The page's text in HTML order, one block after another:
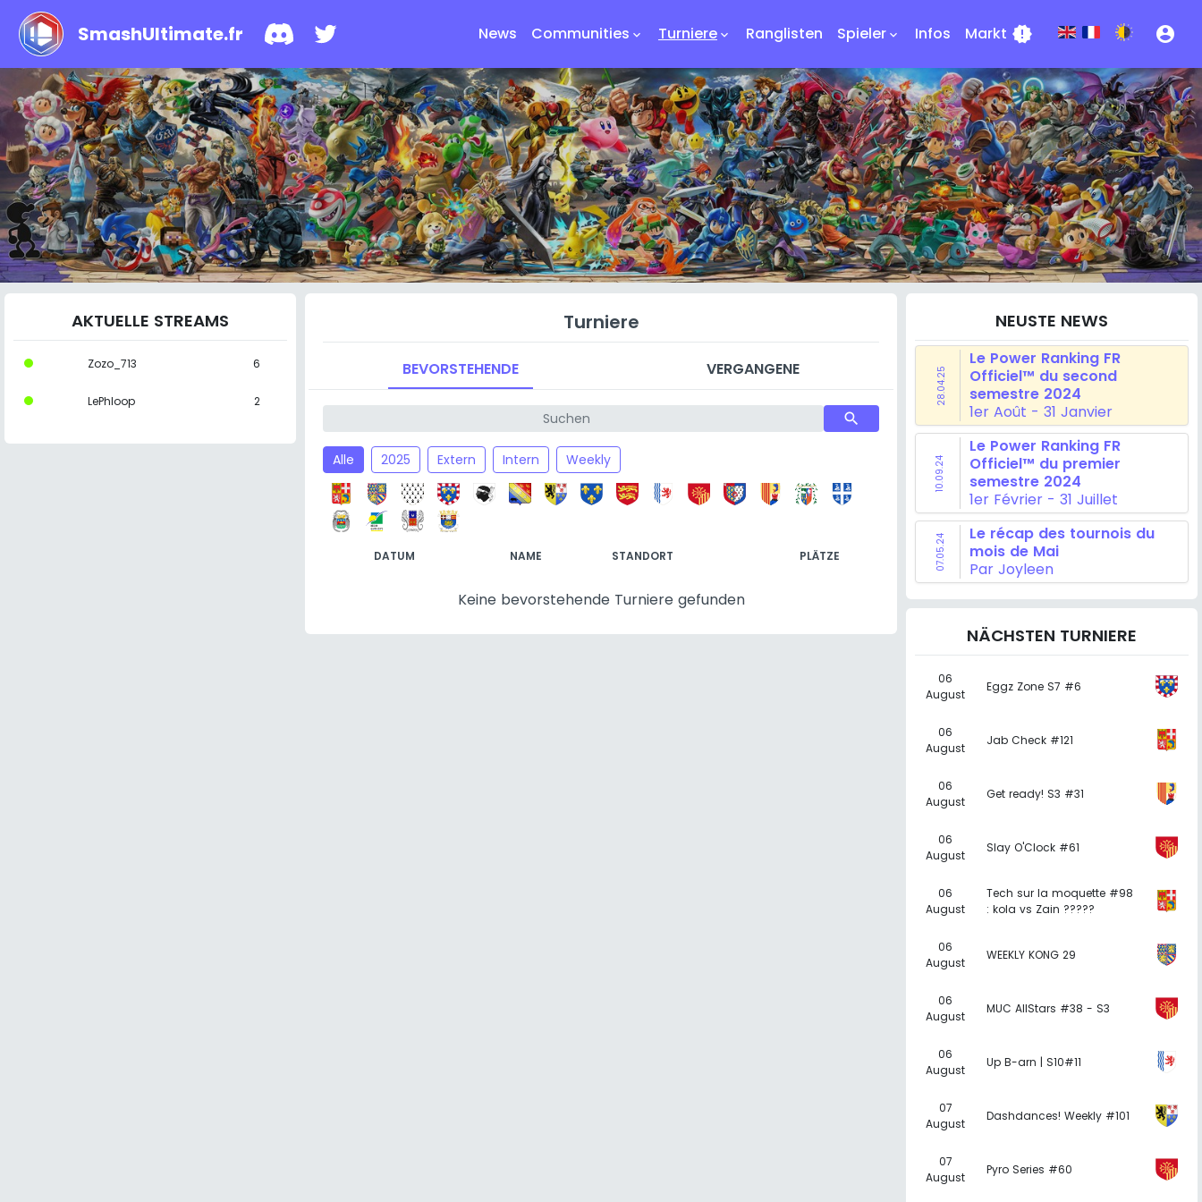
SmashUltimate.fr News Communities keyboard_arrow_down Turniere keyboard_arrow_down Ranglisten Spieler keyboard_arrow_down Infos Markt new_releases account_circle
AKTUELLE STREAMS
Zozo_713 6
LePhloop 2
Turniere
BEVORSTEHENDE VERGANGENE
search
Alle 2025 Extern Intern Weekly
DATUM NAME STANDORT PLÄTZE
Keine bevorstehende Turniere gefunden
NEUSTE NEWS
28.04.25
Le Power Ranking FR
Officiel™ du second
semestre 2024
1er Août - 31 Janvier
10.09.24
Le Power Ranking FR
Officiel™ du premier
semestre 2024
1er Février - 31 Juillet
07.05.24
Le récap des tournois du
mois de Mai
Par Joyleen
NÄCHSTEN TURNIERE
06
August
Eggz Zone S7 #6
06
August
Jab Check #121
06
August
Get ready! S3 #31
06
August
Slay O'Clock #61
06
August
Tech sur la moquette #98
: kola vs Zain ?????
06
August
WEEKLY KONG 29
06
August
MUC AllStars #38 - S3
06
August
Up B-arn | S10#11
07
August
Dashdances! Weekly #101
07
August
Pyro Series #60